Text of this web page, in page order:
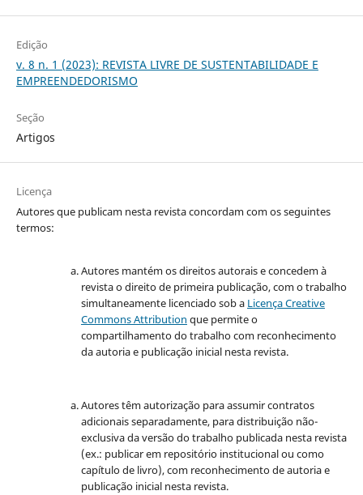
Edição
v. 8 n. 1 (2023): REVISTA LIVRE DE SUSTENTABILIDADE E
EMPREENDEDORISMO
Seção
Artigos
Licença
Autores que publicam nesta revista concordam com os seguintes
termos:
Autores mantém os direitos autorais e concedem à
revista o direito de primeira publicação, com o trabalho
simultaneamente licenciado sob a Licença Creative
Commons Attribution que permite o
compartilhamento do trabalho com reconhecimento
da autoria e publicação inicial nesta revista.
Autores têm autorização para assumir contratos
adicionais separadamente, para distribuição não-
exclusiva da versão do trabalho publicada nesta revista
(ex.: publicar em repositório institucional ou como
capítulo de livro), com reconhecimento de autoria e
publicação inicial nesta revista.